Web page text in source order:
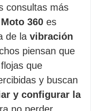
consultas más
Moto 360 es
de la vibración
piensan que
que
y buscan
y configurar la